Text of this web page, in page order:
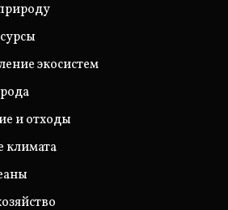
экосистем
и отходы
климата